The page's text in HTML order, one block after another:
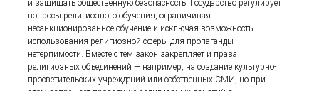
и защищать общественную безопасность. Государство регулирует
вопросы религиозного обучения, ограничивая
несанкционированное обучение и исключая возможность
использования религиозной сферы для пропаганды
нетерпимости. Вместе с тем закон закрепляет и права
религиозных объединений — например, на создание культурно-
просветительских учреждений или собственных СМИ, но при